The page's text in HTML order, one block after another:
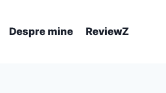
Despre mine ReviewZ